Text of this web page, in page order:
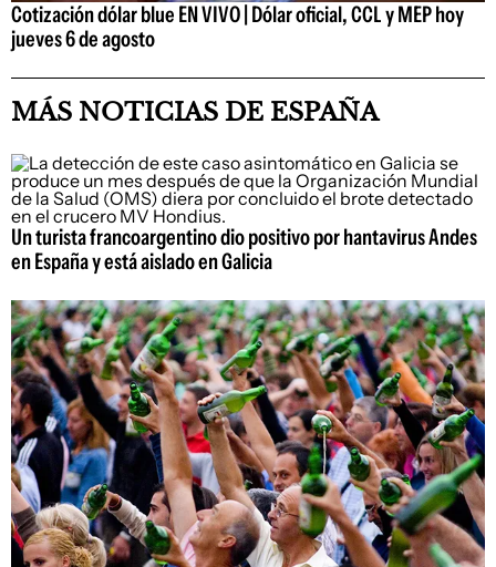
Cotización dólar blue EN VIVO | Dólar oficial, CCL y MEP hoy
jueves 6 de agosto
MÁS NOTICIAS DE ESPAÑA
Un turista francoargentino dio positivo por hantavirus Andes
en España y está aislado en Galicia